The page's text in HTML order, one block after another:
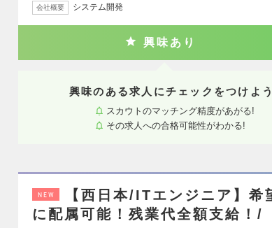
会社概要 システム開発
興味あり
興味のある求人にチェックをつけよ
スカウトのマッチング精度があがる!
その求人への合格可能性がわかる!
NEW
【西日本/ITエンジニア】
に配属可能！残業代全額支給！/